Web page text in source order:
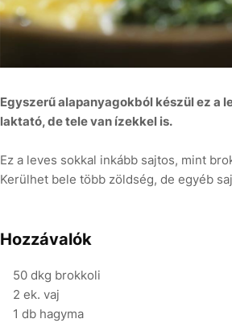
Egyszerű alapanyagokból készül ez a
laktató, de tele van ízekkel is.
Ez a leves sokkal inkább sajtos, mint
Kerülhet bele több zöldség, de egyéb
Hozzávalók
50 dkg brokkoli
2 ek. vaj
1 db hagyma